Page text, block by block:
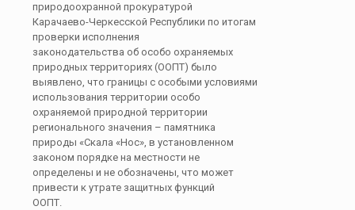
природоохранной прокуратурой
Карачаево-Черкесской Республики по итогам
проверки исполнения
законодательства об особо охраняемых
природных территориях (ООПТ) было
выявлено, что границы с особыми условиями
использования территории особо
охраняемой природной территории
регионального значения – памятника
природы «Скала «Нос», в установленном
законом порядке на местности не
определены и не обозначены, что может
привести к утрате защитных функций
ООПТ.